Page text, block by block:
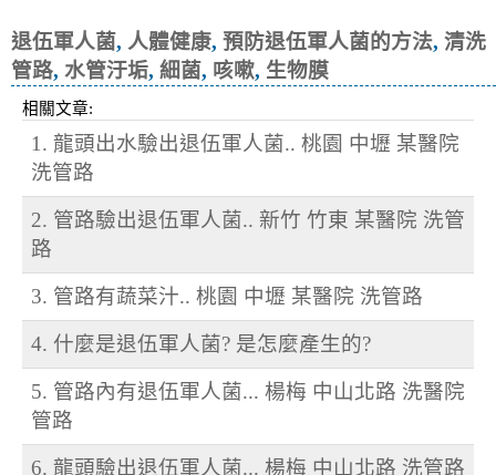
退伍軍人菌, 人體健康, 預防退伍軍人菌的方法, 清洗
管路, 水管汙垢, 細菌, 咳嗽, 生物膜
相關文章:
1. 龍頭出水驗出退伍軍人菌.. 桃園 中壢 某醫院
洗管路
2. 管路驗出退伍軍人菌.. 新竹 竹東 某醫院 洗管
路
3. 管路有蔬菜汁.. 桃園 中壢 某醫院 洗管路
4. 什麼是退伍軍人菌? 是怎麼產生的?
5. 管路內有退伍軍人菌... 楊梅 中山北路 洗醫院
管路
6. 龍頭驗出退伍軍人菌... 楊梅 中山北路 洗管路